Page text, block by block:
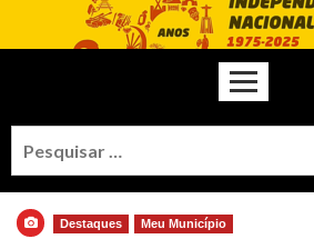
Destaques Meu Município